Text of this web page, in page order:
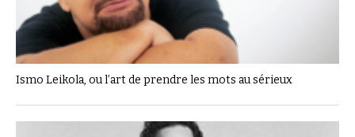
Ismo Leikola, ou l’art de prendre les mots au sérieux